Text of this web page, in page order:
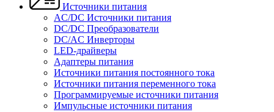
Источники питания
AC/DC Источники питания
DC/DC Преобразователи
DC/AC Инверторы
LED-драйверы
Адаптеры питания
Источники питания постоянного тока
Источники питания переменного тока
Программируемые источники питания
Импульсные источники питания